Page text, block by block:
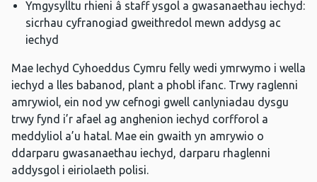
Ymgysylltu rhieni â staff ysgol a gwasanaethau iechyd:
sicrhau cyfranogiad gweithredol mewn addysg ac
iechyd
Mae Iechyd Cyhoeddus Cymru felly wedi ymrwymo i wella
iechyd a lles babanod, plant a phobl ifanc. Trwy raglenni
amrywiol, ein nod yw cefnogi gwell canlyniadau dysgu
trwy fynd i’r afael ag anghenion iechyd corfforol a
meddyliol a’u hatal. Mae ein gwaith yn amrywio o
ddarparu gwasanaethau iechyd, darparu rhaglenni
addysgol i eiriolaeth polisi.